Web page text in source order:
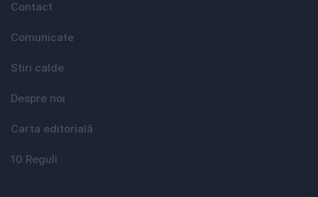
Contact
Comunicate
Stiri calde
Despre noi
Carta editorială
10 Reguli